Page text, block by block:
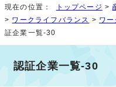
現在の位置： トップページ >
> ワークライフバランス > ワ
証企業一覧-30
認証企業一覧-30